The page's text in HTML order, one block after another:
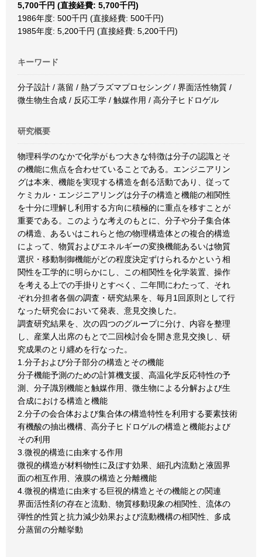
5,700千円 (直接経費: 5,700千円)
1986年度: 500千円 (直接経費: 500千円)
1985年度: 5,200千円 (直接経費: 5,200千円)
キーワード
分子設計 / 蒸留 / 熱プラズマプロセシング / 界面活性物質 /
微生物生合成 / 反応工学 / 触媒作用 / 高分子ヒドロゲル
研究概要
物理科学のなかで化学がもつ大きな特徴は分子の認識とそ
の機能に焦点を合わせていることである。エンジニアリン
グは本来、機能を実現する構造を創る活動であり、従って
ケミカル・エンジニアリングは分子の構造と機能の相関性
を十分に理解し利用する方向に積極的に重点を移すことが
重要である。このような考えのもとに、分子や分子集合体
の構造、あるいはこれらと他の物理構造体との複合的構造
によって、物質およびエネルギーの変換機能あるいは物質
選択・移動制御機能がどの程度決定ずけられるかという相
関性を工学的に明らかにし、この相関性を化学装置、操作
を考える上での手掛りとすべく、二年間にわたって、それ
ぞれ分担者各個の調査・研究結果を、毎月1回原則として行
なった研究会において発表、意見交換した。
調査研究結果を、次の四つのグループに分け、内容を整理
し、産業人出席のもとで二回検討会を開き意見交換し、研
究成果のとり纒めを行なった。
1.分子および分子部分の構造とその機能
分子機能予測のための計算機支援、高温化学反応特性の予
測、分子識別機能と触媒作用、微生物による分解および生
合成における構造と機能
2.分子の会合体および集合体の構造特性を利用する要素技術
有機酸の抽出機構、高分子ヒドロゲルの構造と機能および
その利用
3.微視的構造に由来する作用
微視的構造が材料物性に及ぼす効果、細孔内流動と液固界
面の相互作用、液膜の構造と分離機能
4.微視的構造に由来する巨視的構造とその機能との関連
界面活性剤の存在と流動、物質移動現象の相関性、流体の
弾性的性質と抗力減少効果および流動機構の相関性、多成
分蒸留の分離挙動